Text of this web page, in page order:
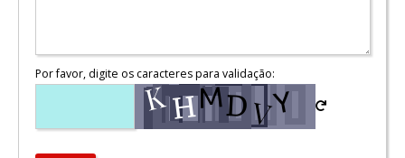
Por favor, digite os caracteres para validação: